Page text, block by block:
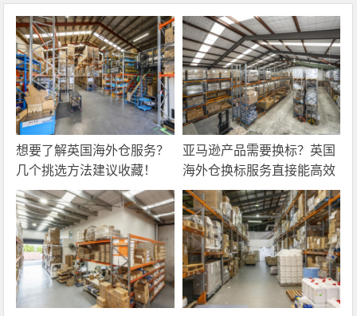
想要了解英国海外仓服务？
几个挑选方法建议收藏！
亚马逊产品需要换标？英国
海外仓换标服务直接能高效
解决！